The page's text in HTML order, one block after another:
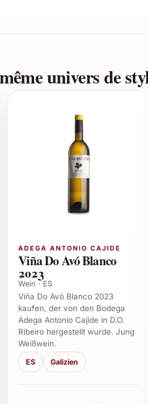
florale Nuancen, dezente
eignet sich hervorragend zur
Vorspeisen und
Frische. Dank der
Begleiter bei festlichen Menüs.
do Casar Treixadura 2024
2024 besonders?
univers de
ADEGA ANTONIO CAJIDE
Viña Do Avó Blanco
2023
Wein · ES
Viña Do Avó Blanco 2023
kaufen, der von den Bodega
Adega Antonio Cajide in D.O.
Ribeiro hergestellt wurde. Jung
Weißwein.
ES Galizien